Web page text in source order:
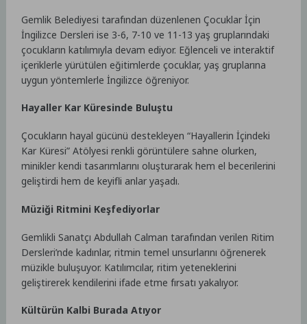
Gemlik Belediyesi tarafından düzenlenen Çocuklar İçin
İngilizce Dersleri ise 3-6, 7-10 ve 11-13 yaş gruplarındaki
çocukların katılımıyla devam ediyor. Eğlenceli ve interaktif
içeriklerle yürütülen eğitimlerde çocuklar, yaş gruplarına
uygun yöntemlerle İngilizce öğreniyor.
Hayaller Kar Küresinde Buluştu
Çocukların hayal gücünü destekleyen “Hayallerin İçindeki
Kar Küresi” Atölyesi renkli görüntülere sahne olurken,
minikler kendi tasarımlarını oluşturarak hem el becerilerini
geliştirdi hem de keyifli anlar yaşadı.
Müziği Ritmini Keşfediyorlar
Gemlikli Sanatçı Abdullah Calman tarafından verilen Ritim
Dersleri’nde kadınlar, ritmin temel unsurlarını öğrenerek
müzikle buluşuyor. Katılımcılar, ritim yeteneklerini
geliştirerek kendilerini ifade etme fırsatı yakalıyor.
Kültürün Kalbi Burada Atıyor